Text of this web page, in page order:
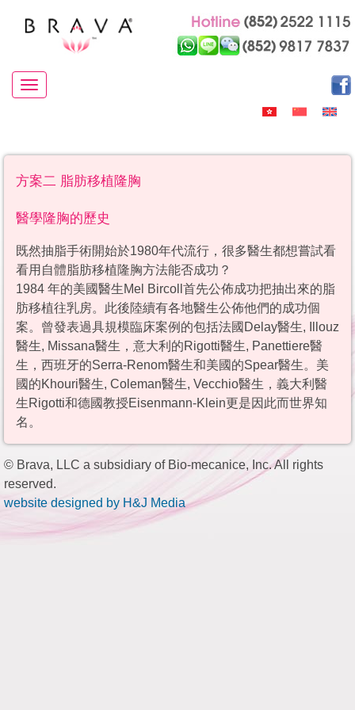
Toggle navigation
方案二 脂肪移植隆胸
醫學隆胸的歷史
既然抽脂手術開始於1980年代流行，很多醫生都想嘗試看
看用自體脂肪移植隆胸方法能否成功？
1984 年的美國醫生Mel Bircoll首先公佈成功把抽出來的脂
肪移植往乳房。此後陸續有各地醫生公佈他們的成功個
案。曾發表過具規模臨床案例的包括法國Delay醫生, Illouz
醫生, Missana醫生，意大利的Rigotti醫生, Panettiere醫
生，西班牙的Serra-Renom醫生和美國的Spear醫生。美
國的Khouri醫生, Coleman醫生, Vecchio醫生，義大利醫
生Rigotti和德國教授Eisenmann-Klein更是因此而世界知
名。
© Brava, LLC a subsidiary of Bio-mecanice, Inc. All rights
reserved.
website designed by H&J Media